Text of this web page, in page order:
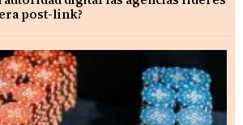
post-link?